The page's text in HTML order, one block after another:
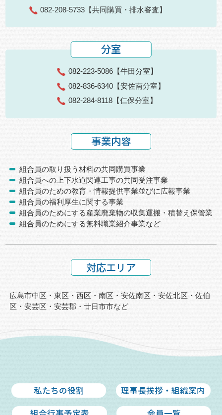
082-208-5733 【共同購買・排水審査】
分室
082-223-5086【牛田分室】
082-836-6340【安佐南分室】
082-284-8118【仁保分室】
事業内容
組合員の取り扱う材料の共同購買事業
組合員への上下水道関連工事の共同受注事業
組合員のための教育・情報提供事業並びに広報事業
組合員の福利厚生に関する事業
組合員のためにする産業廃棄物の収集運搬・積替え保管業
組合員のためにする無料職業紹介事業など
対応エリア
広島市中区・東区・西区・南区・安佐南区・安佐北区・佐伯
区・安芸区・ 安芸郡・廿日市市など
私たちの役割
理事長挨拶・組織案内